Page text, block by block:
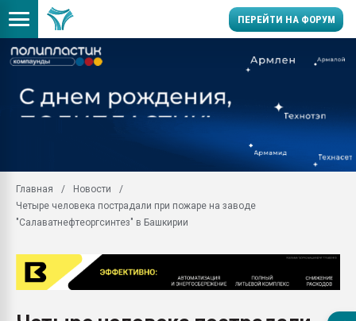
ПЕРЕЙТИ НА ФОРУМ
заводу пластмасс"
28.07.2026
первый план в
Главная
Новости
Четыре человека пострадали при пожаре на заводе
"Салаватнефтеоргсинтез" в Башкирии